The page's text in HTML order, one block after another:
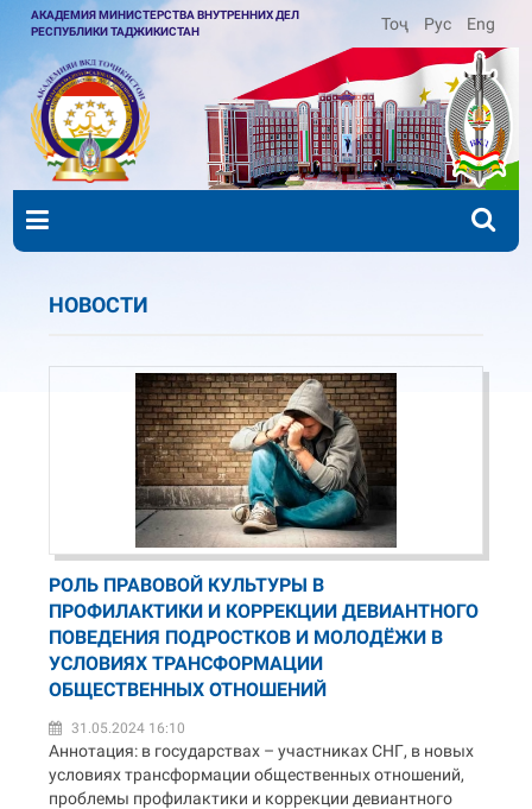
АКАДЕМИЯ МИНИСТЕРСТВА ВНУТРЕННИХ ДЕЛ
РЕСПУБЛИКИ ТАДЖИКИСТАН
Тоҷ Рус Eng
НОВОСТИ
РОЛЬ ПРАВОВОЙ КУЛЬТУРЫ В
ПРОФИЛАКТИКИ И КОРРЕКЦИИ ДЕВИАНТНОГО
ПОВЕДЕНИЯ ПОДРОСТКОВ И МОЛОДЁЖИ В
УСЛОВИЯХ ТРАНСФОРМАЦИИ
ОБЩЕСТВЕННЫХ ОТНОШЕНИЙ
31.05.2024 16:10
Аннотация: в государствах – участниках СНГ, в новых
условиях трансформации общественных отношений,
проблемы профилактики и коррекции девиантного